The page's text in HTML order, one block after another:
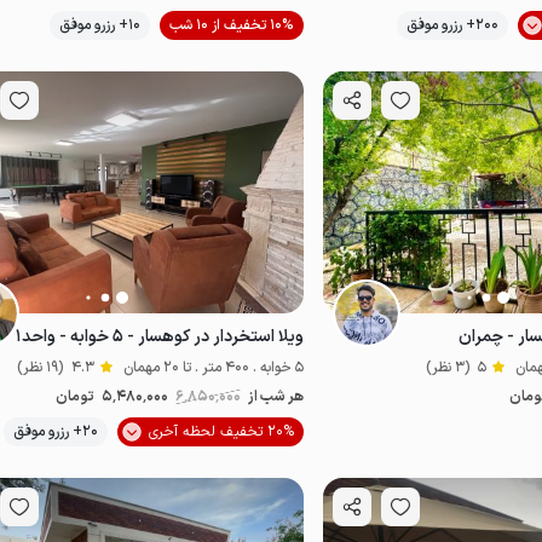
موقعیت در نقشه 200+ رزرو موفق موقعیت در نقشه
10% تخفیف از 10 شب
10+ رزرو موفق
موقعیت در نقشه
- چمران
5 (3 نظر)
موقعیت در نقشه
ویلا استخردار در کوهسار - ۵ خوابه - واحد۱
5 خوابه . 400 متر . تا 20 مهمان 4.3 (19 نظر)
هر شب از 6٬850٬000 5٬480٬000 تومان
20% تخفیف لحظه آخری
20+ رزرو موفق